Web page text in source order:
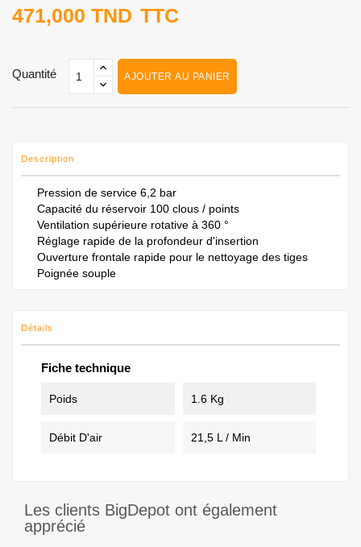
471,000 TND TTC
Quantité AJOUTER AU PANIER
Description
Pression de service 6,2 bar
Capacité du réservoir 100 clous / points
Ventilation supérieure rotative à 360 °
Réglage rapide de la profondeur d'insertion
Ouverture frontale rapide pour le nettoyage des tiges
Poignée souple
Détails
Fiche technique
Poids 1.6 Kg
Débit D'air 21,5 L / Min
Les clients BigDepot ont également
apprécié